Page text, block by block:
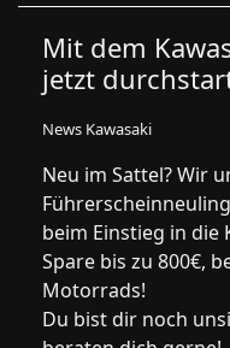
Mit dem
jetzt
News Kawasaki
Neu im Sattel? Wir
beim Einstieg in die
Spare bis zu 800€,
Motorrads!
Du bist dir noch